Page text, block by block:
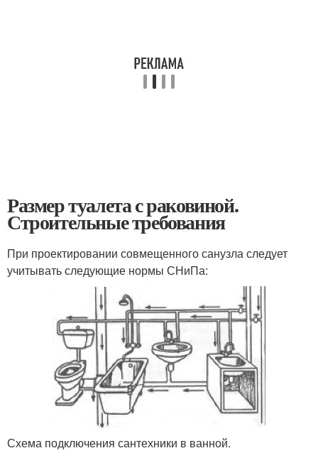
Размер туалета с раковиной.
Строительные требования
При проектировании совмещенного санузла следует
учитывать следующие нормы СНиПа:
Схема подключения сантехники в ванной.